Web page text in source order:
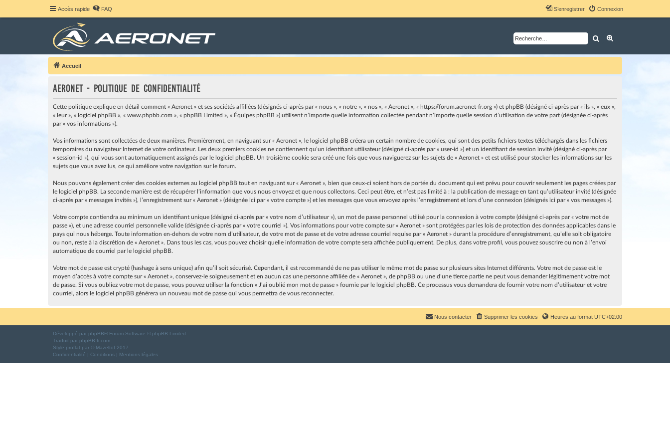
Accès rapide FAQ Connexion
S’enregistrer
Rechercher
Accueil
Aeronet - Politique de confidentialité
Cette politique explique en détail comment « Aeronet » et ses sociétés affiliées (désignés ci-après par « nous », « notre », « nos », « Aeronet », « https://forum.aeronet-fr.org ») et phpBB (désigné ci-après par « ils », « eux »,
« leur », « logiciel phpBB », « www.phpbb.com », « phpBB Limited », « Équipes phpBB ») utilisent n’importe quelle information collectée pendant n’importe quelle session d’utilisation de votre part (désignée ci-après
par « vos informations »).
Vos informations sont collectées de deux manières. Premièrement, en naviguant sur « Aeronet », le logiciel phpBB créera un certain nombre de cookies, qui sont des petits fichiers textes téléchargés dans les fichiers
temporaires du navigateur Internet de votre ordinateur. Les deux premiers cookies ne contiennent qu’un identifiant utilisateur (désigné ci-après par « user-id ») et un identifiant de session invité (désigné ci-après par
« session-id »), qui vous sont automatiquement assignés par le logiciel phpBB. Un troisième cookie sera créé une fois que vous naviguerez sur les sujets de « Aeronet » et est utilisé pour stocker les informations sur les
sujets que vous avez lus, ce qui améliore votre navigation sur le forum.
Nous pouvons également créer des cookies externes au logiciel phpBB tout en naviguant sur « Aeronet », bien que ceux-ci soient hors de portée du document qui est prévu pour couvrir seulement les pages créées par
le logiciel phpBB. La seconde manière est de récupérer l’information que vous nous envoyez et que nous collectons. Ceci peut être, et n’est pas limité à : la publication de message en tant qu’utilisateur invité (désignée
ci-après par « messages invités »), l’enregistrement sur « Aeronet » (désignée ici par « votre compte ») et les messages que vous envoyez après l’enregistrement et lors d’une connexion (désignés ici par « vos messages »).
Votre compte contiendra au minimum un identifiant unique (désigné ci-après par « votre nom d’utilisateur »), un mot de passe personnel utilisé pour la connexion à votre compte (désigné ci-après par « votre mot de
passe »), et une adresse courriel personnelle valide (désignée ci-après par « votre courriel »). Vos informations pour votre compte sur « Aeronet » sont protégées par les lois de protection des données applicables dans le
pays qui nous héberge. Toute information en-dehors de votre nom d’utilisateur, de votre mot de passe et de votre adresse courriel requise par « Aeronet » durant la procédure d’enregistrement, qu’elle soit obligatoire
ou non, reste à la discrétion de « Aeronet ». Dans tous les cas, vous pouvez choisir quelle information de votre compte sera affichée publiquement. De plus, dans votre profil, vous pouvez souscrire ou non à l’envoi
automatique de courriel par le logiciel phpBB.
Votre mot de passe est crypté (hashage à sens unique) afin qu’il soit sécurisé. Cependant, il est recommandé de ne pas utiliser le même mot de passe sur plusieurs sites Internet différents. Votre mot de passe est le
moyen d’accès à votre compte sur « Aeronet », conservez-le soigneusement et en aucun cas une personne affiliée de « Aeronet », de phpBB ou une d’une tierce partie ne peut vous demander légitimement votre mot
de passe. Si vous oubliez votre mot de passe, vous pouvez utiliser la fonction « J’ai oublié mon mot de passe » fournie par le logiciel phpBB. Ce processus vous demandera de fournir votre nom d’utilisateur et votre
courriel, alors le logiciel phpBB générera un nouveau mot de passe qui vous permettra de vous reconnecter.
Heures au format UTC+02:00
Supprimer les cookies
Nous contacter
Développé par phpBB® Forum Software © phpBB Limited
Traduit par phpBB-fr.com
Style proflat par © Mazeltof 2017
Confidentialité | Conditions | Mentions légales